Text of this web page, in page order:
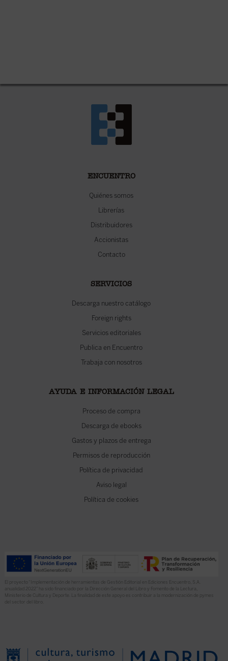
ENCUENTRO
Quiénes somos
Librerías
Distribuidores
Accionistas
Contacto
SERVICIOS
Descarga nuestro catálogo
Foreign rights
Servicios editoriales
Publica en Encuentro
Trabaja con nosotros
AYUDA E INFORMACIÓN LEGAL
Proceso de compra
Descarga de ebooks
Gastos y plazos de entrega
Permisos de reproducción
Política de privacidad
Aviso legal
Política de cookies
El proyecto “Implementación de herramientas de Gestión Editorial en Ediciones Encuentro, S.A.
anualidad 2022” ha sido financiado por la Dirección General del Libro y Fomento de la Lectura,
Ministerio de Cultura y Deporte. La finalidad de este apoyo es contribuir a la modernización de pymes
del sector del libro.